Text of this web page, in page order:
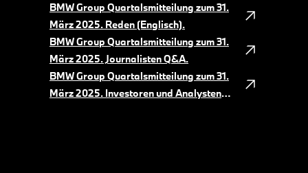
BMW Group Quartalsmitteilung zum 31.
März 2025. Reden (Englisch).
BMW Group Quartalsmitteilung zum 31.
März 2025. Journalisten Q&A.
BMW Group Quartalsmitteilung zum 31.
März 2025. Investoren und Analysten